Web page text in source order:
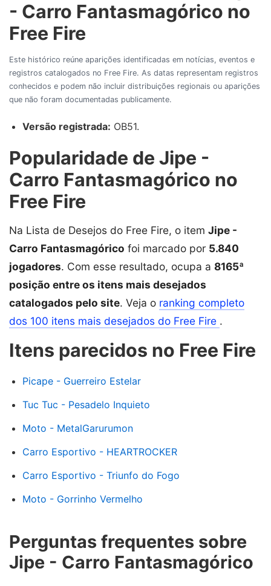
- Carro Fantasmagórico no
Free Fire
Este histórico reúne aparições identificadas em notícias, eventos e
registros catalogados no Free Fire. As datas representam registros
conhecidos e podem não incluir distribuições regionais ou aparições
que não foram documentadas publicamente.
Versão registrada: OB51.
Popularidade de Jipe -
Carro Fantasmagórico no
Free Fire
Na Lista de Desejos do Free Fire, o item Jipe -
Carro Fantasmagórico foi marcado por 5.840
jogadores. Com esse resultado, ocupa a 8165ª
posição entre os itens mais desejados
catalogados pelo site. Veja o ranking completo
dos 100 itens mais desejados do Free Fire .
Itens parecidos no Free Fire
Picape - Guerreiro Estelar
Tuc Tuc - Pesadelo Inquieto
Moto - MetalGarurumon
Carro Esportivo - HEARTROCKER
Carro Esportivo - Triunfo do Fogo
Moto - Gorrinho Vermelho
Perguntas frequentes sobre
Jipe - Carro Fantasmagórico